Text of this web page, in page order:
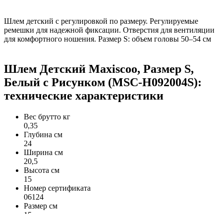
Шлем детский с регулировкой по размеру. Регулируемые
ремешки для надежной фиксации. Отверстия для вентиляции
для комфортного ношения. Размер S: объем головы 50–54 см
Шлем Детский Maxiscoo, Размер S,
Белый с Рисунком (MSC-H092004S):
технические характеристики
Вес брутто кг
0,35
Глубина см
24
Ширина см
20,5
Высота см
15
Номер сертификата
06124
Размер см